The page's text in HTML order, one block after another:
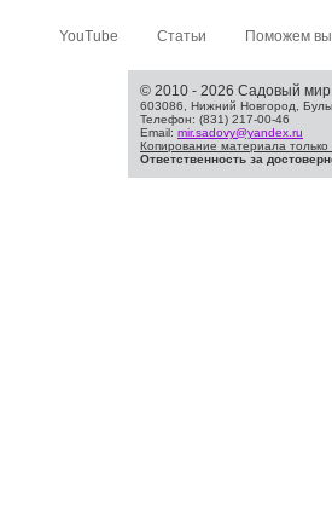
YouTube Статьи Поможем
© 2010 - 2026 Садовый
603086, Нижний Новгород,
Телефон: (831) 217-00-46
Email: mir.sadovy@yandex.ru
Копирование материала
Ответственность за